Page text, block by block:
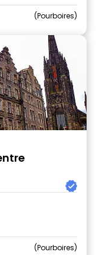
Pourboires
Pourboires